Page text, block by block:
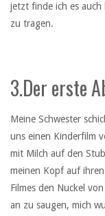
jetzt finde ich es auch
zu tragen.
3.Der erste
Meine Schwester
uns einen Kinderfilm
mit Milch auf den
meinen Kopf auf
Filmes den Nuckel
an zu saugen, mich